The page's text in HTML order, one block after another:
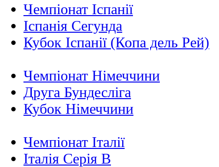
Чемпіонат Іспанії
Іспанія Сегунда
Кубок Іспанії (Копа дель Рей)
Чемпіонат Німеччини
Друга Бундесліга
Кубок Німеччини
Чемпіонат Італії
Італія Серія B